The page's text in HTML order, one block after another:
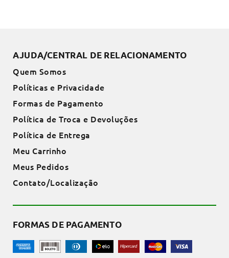
AJUDA/CENTRAL DE RELACIONAMENTO
Quem Somos
Políticas e Privacidade
Formas de Pagamento
Política de Troca e Devoluções
Política de Entrega
Meu Carrinho
Meus Pedidos
Contato/Localização
FORMAS DE PAGAMENTO